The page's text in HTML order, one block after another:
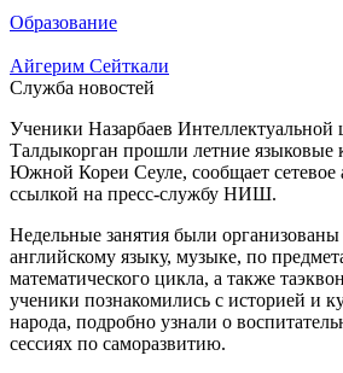
Образование
Айгерим Сейткали
Служба новостей
Ученики Назарбаев Интеллектуальной
Талдыкорган прошли летние языковые
Южной Кореи Сеуле, сообщает сетевое
ссылкой на пресс-службу НИШ.
Недельные занятия были
английскому языку, музыке, по
математического цикла, а также
ученики познакомились с историей и
народа, подробно узнали о
сессиях по саморазвитию.